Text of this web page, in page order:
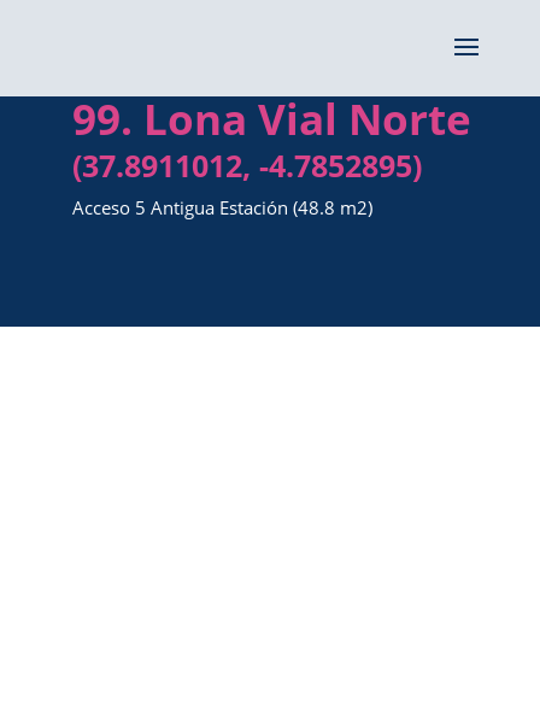
99. Lona Vial Norte
(37.8911012, -4.7852895)
Acceso 5 Antigua Estación (48.8 m2)